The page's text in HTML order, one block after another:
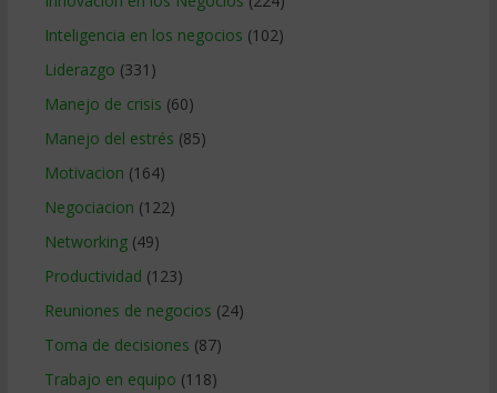
Inteligencia en los negocios (102)
Liderazgo (331)
Manejo de crisis (60)
Manejo del estrés (85)
Motivacion (164)
Negociacion (122)
Networking(49)
Productividad (123)
Reuniones de negocios (24)
Toma de decisiones (87)
Trabajo en equipo (118)